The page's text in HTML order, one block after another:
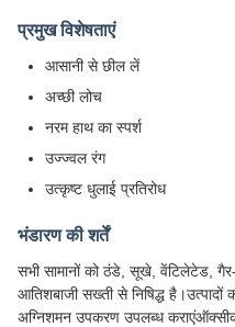
प्रमुख विशेषताएं
आसानी से छील लें
अच्छी लोच
नरम हाथ का स्पर्श
उज्ज्वल रंग
उत्कृष्ट धुलाई प्रतिरोध
भंडारण की शर्तें
सभी सामानों को ठंडे, सूखे, वेंटिलेटेड,
आतिशबाजी सख्ती से निषिद्ध
अग्निशमन उपकरण उपलब्ध